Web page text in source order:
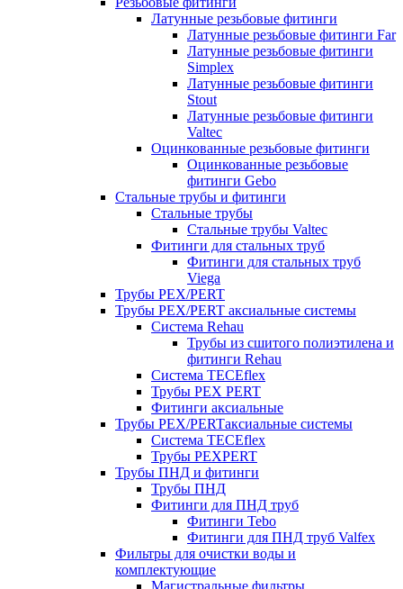
Латунные резьбовые фитинги
Латунные резьбовые фитинги Far
Латунные резьбовые фитинги
Simplex
Латунные резьбовые фитинги
Stout
Латунные резьбовые фитинги
Valtec
Оцинкованные резьбовые фитинги
Оцинкованные резьбовые
фитинги Gebo
Стальные трубы и фитинги
Стальные трубы
Стальные трубы Valtec
Фитинги для стальных труб
Фитинги для стальных труб
Viega
Трубы PEX/PERT
Трубы PEX/PERT аксиальные системы
Система Rehau
Трубы из сшитого полиэтилена и
фитинги Rehau
Система TECEflex
Трубы PEX PERT
Фитинги аксиальные
Трубы PEX/PERTаксиальные системы
Система TECEflex
Трубы PEXPERT
Трубы ПНД и фитинги
Трубы ПНД
Фитинги для ПНД труб
Фитинги Tebo
Фитинги для ПНД труб Valfex
Фильтры для очистки воды и
комплектующие